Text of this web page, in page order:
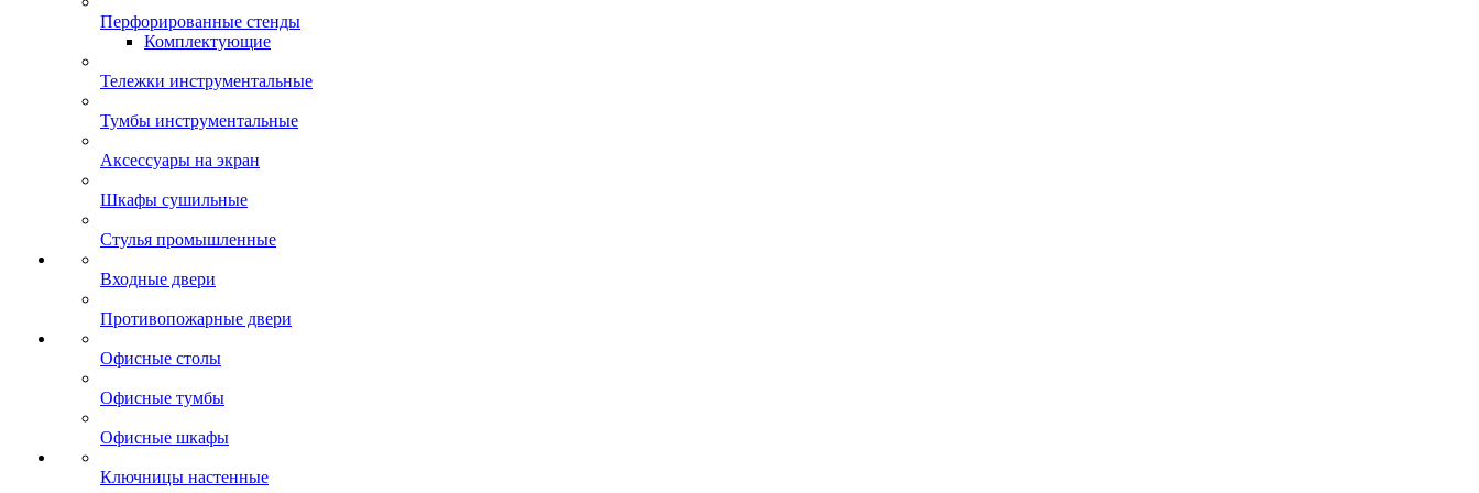
Перфорированные стенды
Комплектующие
Тележки инструментальные
Тумбы инструментальные
Аксессуары на экран
Шкафы сушильные
Стулья промышленные
Входные двери
Противопожарные двери
Офисные столы
Офисные тумбы
Офисные шкафы
Ключницы настенные